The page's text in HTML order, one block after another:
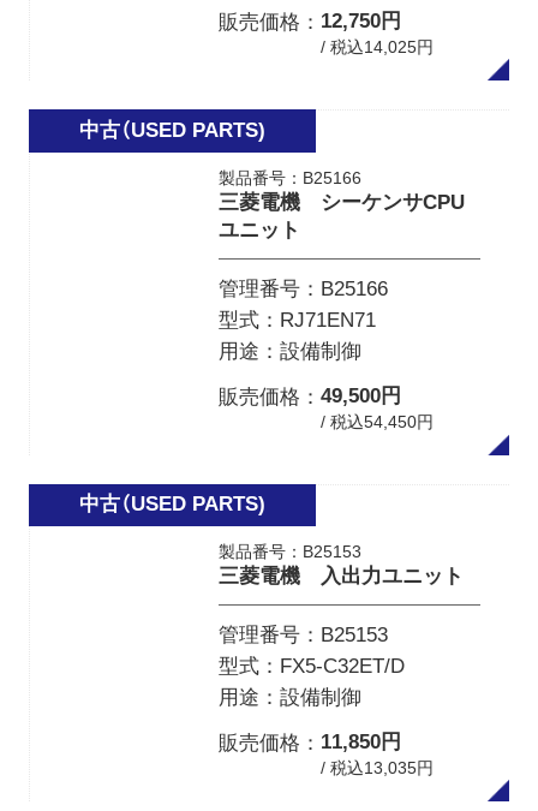
販売価格
12,750円
/ 税込14,025円
製品番号：B25166
三菱電機 シーケンサCPU
ユニット
管理番号
B25166
型式
RJ71EN71
用途
設備制御
販売価格
49,500円
/ 税込54,450円
製品番号：B25153
三菱電機 入出力ユニット
管理番号
B25153
型式
FX5-C32ET/D
用途
設備制御
販売価格
11,850円
/ 税込13,035円